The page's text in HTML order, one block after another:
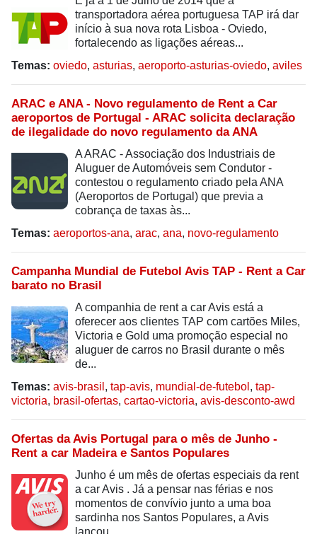
transportadora aérea portuguesa TAP irá dar
início à sua nova rota Lisboa - Oviedo,
fortalecendo as ligações aéreas...
Temas: oviedo, asturias, aeroporto-asturias-oviedo, aviles
ARAC e ANA - Novo regulamento de Rent a Car
aeroportos de Portugal - ARAC solicita declaração
de ilegalidade do novo regulamento da ANA
A ARAC - Associação dos Industriais de
Aluguer de Automóveis sem Condutor -
contestou o regulamento criado pela ANA
(Aeroportos de Portugal) que previa a
cobrança de taxas às...
Temas: aeroportos-ana, arac, ana, novo-regulamento
Campanha Mundial de Futebol Avis TAP - Rent a Car
barato no Brasil
A companhia de rent a car Avis está a
oferecer aos clientes TAP com cartões Miles,
Victoria e Gold uma promoção especial no
aluguer de carros no Brasil durante o mês
de...
Temas: avis-brasil , tap-avis, mundial-de-futebol , tap-
victoria, brasil-ofertas, cartao-victoria, avis-desconto-awd
Ofertas da Avis Portugal para o mês de Junho -
Rent a car Madeira e Santos Populares
Junho é um mês de ofertas especiais da rent
a car Avis . Já a pensar nas férias e nos
momentos de convívio junto a uma boa
sardinha nos Santos Populares, a Avis
lançou...